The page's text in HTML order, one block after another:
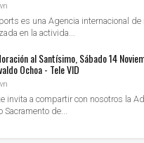
es una Agencia internacional de
en la activida...
al Santísimo, Sábado 14
Ochoa - Tele VID
invita a compartir con nosotros la
Sacramento de...